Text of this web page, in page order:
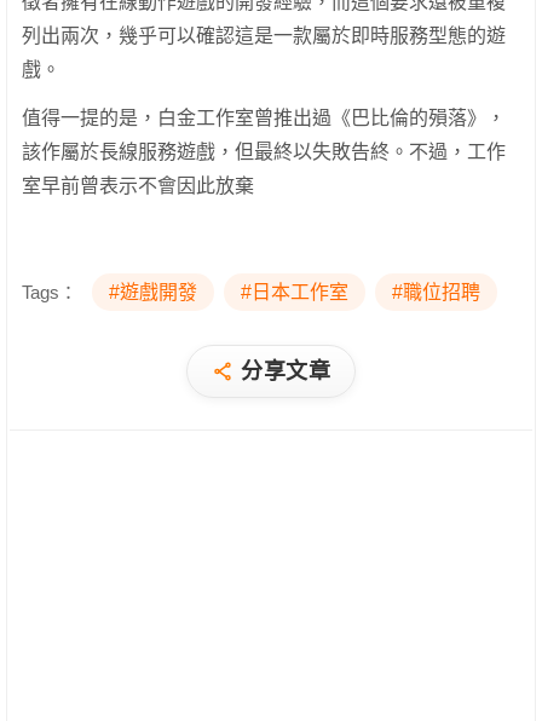
列出兩次，幾乎可以確認這是一款屬於即時服務型態的遊
戲。
值得一提的是，白金工作室曾推出過《巴比倫的殞落》，
該作屬於長線服務遊戲，但最終以失敗告終。不過，工作
室早前曾表示不會因此放棄
Tags： #遊戲開發 #日本工作室 #職位招聘
分享文章